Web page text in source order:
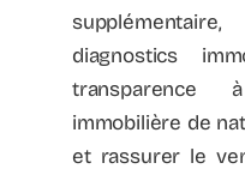
Bulletin d’information
Podcast
diagnostics
transparence
immobilière de
et rassurer le